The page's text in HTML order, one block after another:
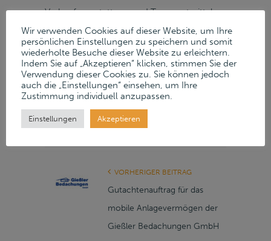
Verkaufsausstattung und Transportmittel
eingesetzt werden. Die Geschäftstätigkeit
konzentriert sich auf den stationären
Vertrieb an Privatkunden und ist in regionale
Einzelhandelsstrukturen sowie in
filialbasierte Verkaufsprozesse
eingebunden.
VORHERIGER BEITRAG
Gutachtenauftrag für das
mobile Anlagevermögen der
Gießler Bedachungen GmbH
Wir verwenden Cookies auf dieser Website, um Ihre
persönlichen Einstellungen zu speichern und somit
wiederholte Besuche dieser Website zu erleichtern.
Indem Sie auf „Akzeptieren“ klicken, stimmen Sie der
Verwendung dieser Cookies zu. Sie können jedoch
auch die „Einstellungen“ einsehen, um Ihre
Zustimmung individuell anzupassen.
Einstellungen Akzeptieren